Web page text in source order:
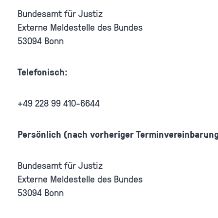
Bundesamt für Justiz
Externe Meldestelle des Bundes
53094 Bonn
Telefonisch:
+49 228 99 410-6644
Persönlich (nach vorheriger
Bundesamt für Justiz
Externe Meldestelle des Bundes
53094 Bonn